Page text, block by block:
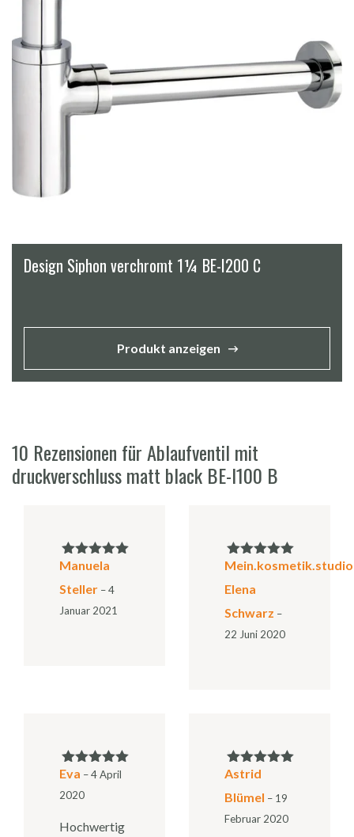
Design Siphon verchromt 1¼ BE-I200 C
Produkt anzeigen
10 Rezensionen fürAblaufventil mit
druckverschluss matt black BE-I100 B
Bewertet mit
Manuela
Steller –4
Januar 2021
Bewertet mit
Mein.kosmetik.studio
Elena
Schwarz –
22 Juni 2020
Bewertet mit
Eva –4 April
2020
Hochwertig
Bewertet mit
Astrid
Blümel – 19
Februar 2020